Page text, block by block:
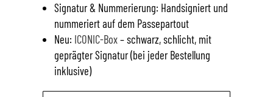
Signatur & Nummerierung: Handsigniert und
nummeriert auf dem Passepartout
Neu: ICONIC-Box– schwarz, schlicht, mit
geprägter Signatur (bei jeder Bestellung
inklusive)